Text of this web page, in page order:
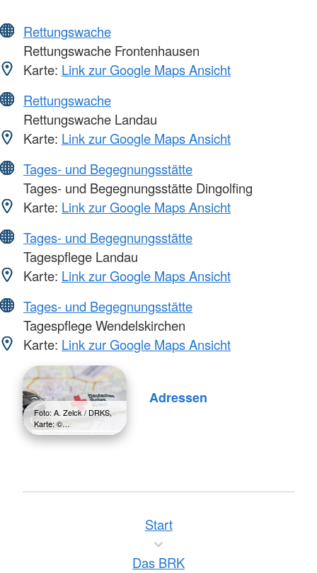
Rettungswache
Rettungswache Frontenhausen
Karte: Link zur Google Maps Ansicht
Rettungswache
Rettungswache Landau
Karte: Link zur Google Maps Ansicht
Tages- und Begegnungsstätte
Tages- und Begegnungsstätte Dingolfing
Karte: Link zur Google Maps Ansicht
Tages- und Begegnungsstätte
Tagespflege Landau
Karte: Link zur Google Maps Ansicht
Tages- und Begegnungsstätte
Tagespflege Wendelskirchen
Karte: Link zur Google Maps Ansicht
Foto: A. Zelck / DRKS,
Karte: ©…
Adressen
Start
Das BRK